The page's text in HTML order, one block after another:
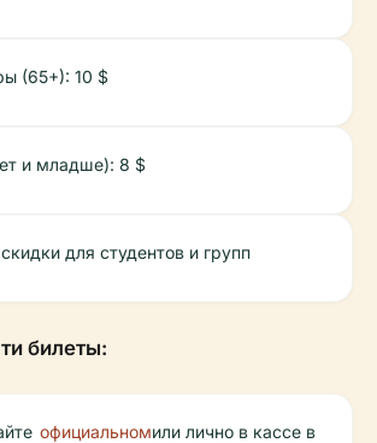
(65+): 10 $
и младше): 8 $
для студентов и групп
билеты:
официальномили лично в кассе в